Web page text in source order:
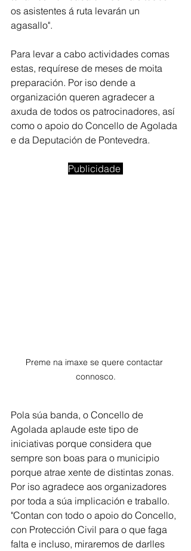
os asistentes á ruta levarán un
agasallo".
Para levar a cabo actividades comas
estas, requírese de meses de moita
preparación. Por iso dende a
organización queren agradecer a
axuda de todos os patrocinadores, así
como o apoio do Concello de Agolada
e da Deputación de Pontevedra.
Publicidade
Preme na imaxe se quere contactar
connosco.
Pola súa banda, o Concello de
Agolada aplaude este tipo de
iniciativas porque considera que
sempre son boas para o municipio
porque atrae xente de distintas zonas.
Por iso agradece aos organizadores
por toda a súa implicación e traballo.
"Contan con todo o apoio do Concello,
con Protección Civil para o que faga
falta e incluso, miraremos de darlles